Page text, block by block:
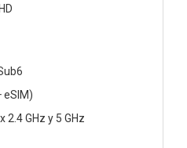
eSIM)
GHz y 5 GHz